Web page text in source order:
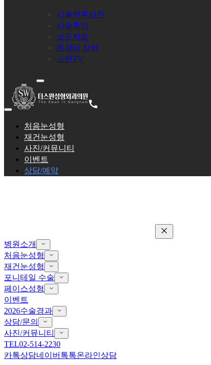
시술전후사진
시술후기
보도자료
원장님 칼럼
스완TV
처음눈성형
재건눈성형
사진/커뮤니티
이벤트
상담/예약
병원소개
처음눈성형
재건눈성형
포니테일 수술
페이스성형
이벤트
2026수술경과
상담/문의
사진/커뮤니티
TEL02-514-2230
카톡상담네이버톡톡온라인상담